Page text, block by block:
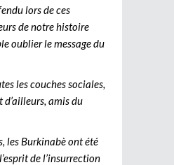
lors de ces
de notre histoire
oublier le message du
les couches sociales,
d’ailleurs, amis du
les Burkinabè ont été
de l’insurrection